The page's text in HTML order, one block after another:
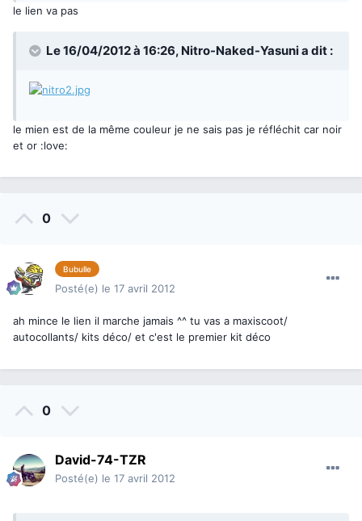
le lien va pas
Le 16/04/2012 à 16:26, Nitro-Naked-Yasuni a dit :
le mien est de la même couleur je ne sais pas je réfléchit car noir
et or :love:
0
Bubulle
Posté(e) le 17 avril 2012
ah mince le lien il marche jamais ^^ tu vas a maxiscoot/
autocollants/ kits déco/ et c'est le premier kit déco
0
David-74-TZR
Posté(e) le 17 avril 2012